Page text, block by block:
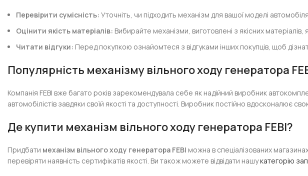
Перевірити сумісність: Уточніть, чи підходить механізм для вашої моделі
Оцінити якість матеріалів: Вибирайте механізми, виготовлені з якісних
Читати відгуки: Перед покупкою ознайомтеся з відгуками інших покупців, щоб
Популярність механізму вільного ходу генератора
Компанія FEBI вже багато років зарекомендувала себе як надійний виробник
автомобілістів завдяки своїй якості та доступності. Виробник постійно
Де купити механізм вільного ходу генератора FEBI?
Придбати механізм вільного ходу генератора FEBI можна в спеціалізованих
перевіряти наявність сертифікатів якості. Ви також можете відвідати нашукатегорію